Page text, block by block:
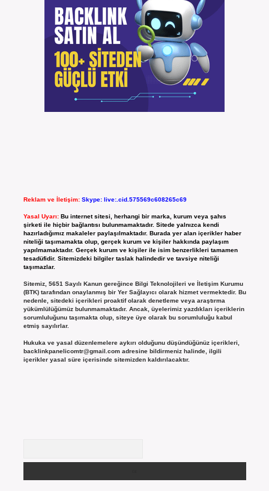
Reklam ve İletişim: Skype: live:.cid.575569c608265c69
Yasal Uyarı: Bu internet sitesi, herhangi bir marka, kurum veya şahıs
şirketi ile hiçbir bağlantısı bulunmamaktadır. Sitede yalnızca kendi
hazırladığımız makaleler paylaşılmaktadır. Burada yer alan içerikler haber
niteliği taşımamakta olup, gerçek kurum ve kişiler hakkında paylaşım
yapılmamaktadır. Gerçek kurum ve kişiler ile isim benzerlikleri tamamen
tesadüfidir. Sitemizdeki bilgiler taslak halindedir ve tavsiye niteliği
taşımazlar.
Sitemiz, 5651 Sayılı Kanun gereğince Bilgi Teknolojileri ve İletişim Kurumu
(BTK) tarafından onaylanmış bir Yer Sağlayıcı olarak hizmet vermektedir. Bu
nedenle, sitedeki içerikleri proaktif olarak denetleme veya araştırma
yükümlülüğümüz bulunmamaktadır. Ancak, üyelerimiz yazdıkları içeriklerin
sorumluluğunu taşımakta olup, siteye üye olarak bu sorumluluğu kabul
etmiş sayılırlar.
Hukuka ve yasal düzenlemelere aykırı olduğunu düşündüğünüz içerikleri,
backlinkpanelicomtr@gmail.comadresine bildirmeniz halinde, ilgili
içerikler yasal süre içerisinde sitemizden kaldırılacaktır.